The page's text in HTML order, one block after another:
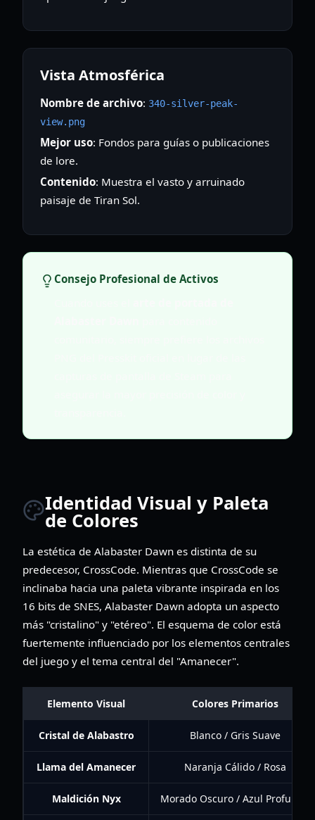
Vista Atmosférica
Nombre de archivo: 340-silver-peak-
view.png
Mejor uso: Fondos para guías o publicaciones
de lore.
Contenido: Muestra el vasto y arruinado
paisaje de Tiran Sol.
Consejo Profesional de Activos
Identidad Visual y Paleta
de Colores
La estética de Alabaster Dawn es distinta de su
predecesor, CrossCode. Mientras que CrossCode se
inclinaba hacia una paleta vibrante inspirada en los
16 bits de SNES, Alabaster Dawn adopta un aspecto
más "cristalino" y "etéreo". El esquema de color está
fuertemente influenciado por los elementos centrales
del juego y el tema central del "Amanecer".
Elemento Visual Colores Primarios
Cristal de Alabastro Blanco / Gris Suave
Llama del Amanecer Naranja Cálido / Rosa
Maldición Nyx Morado Oscuro / Azul Profundo